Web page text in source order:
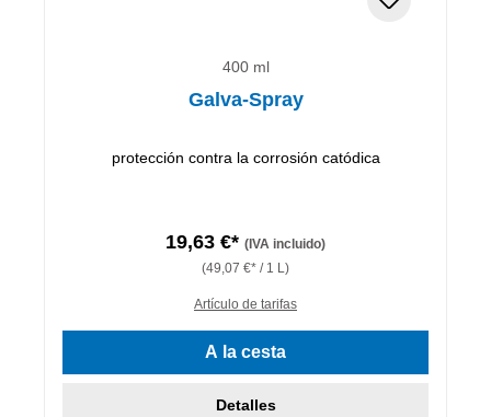
400 ml
Galva-Spray
protección contra la corrosión catódica
19,63 €* (IVA incluido)
(49,07 €* / 1 L)
Artículo de tarifas
A la cesta
Detalles